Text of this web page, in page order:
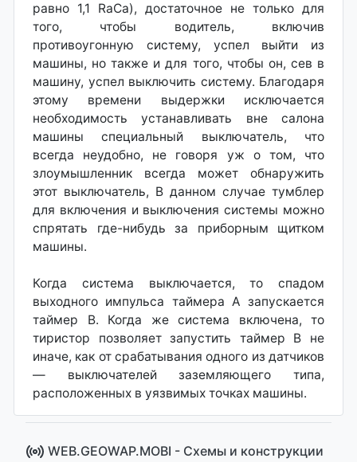
равно 1,1 RaCa), достаточное не только для
того, чтобы водитель, включив
противоугонную систему, успел выйти из
машины, но также и для того, чтобы он, сев в
машину, успел выключить систему. Благодаря
этому времени выдержки исключается
необходимость устанавливать вне салона
машины специальный выключатель, что
всегда неудобно, не говоря уж о том, что
злоумышленник всегда может обнаружить
этот выключатель, В данном случае тумблер
для включения и выключения системы можно
спрятать где-нибудь за приборным щитком
машины.
Когда система выключается, то спадом
выходного импульса таймера А запускается
таймер В. Когда же система включена, то
тиристор позволяет запустить таймер В не
иначе, как от срабатывания одного из датчиков
— выключателей заземляющего типа,
расположенных в уязвимых точках машины.
WEB.GEOWAP.MOBI - Cхемы и конструкции